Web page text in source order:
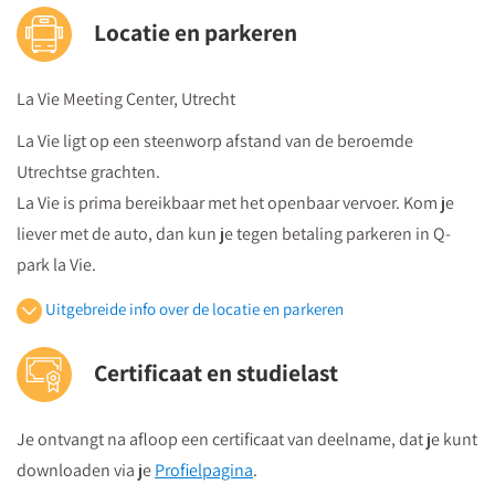
Locatie en parkeren
La Vie Meeting Center, Utrecht
La Vie ligt op een steenworp afstand van de beroemde
Utrechtse grachten.
La Vie is prima bereikbaar met het openbaar vervoer. Kom je
liever met de auto, dan kun je tegen betaling parkeren in Q-
park la Vie.
Je volgt vanuit Utrecht Centraal Station de bewegwijzeringborden
vervolgens vanuit winkelcentrum "Hoog Catharijne" volgt u de
borden "Vredenburg".
Uitgebreide info over de locatie en parkeren
Certificaat en studielast
Je ontvangt na afloop een certificaat van deelname, dat je kunt
downloaden via jeProfielpagina.